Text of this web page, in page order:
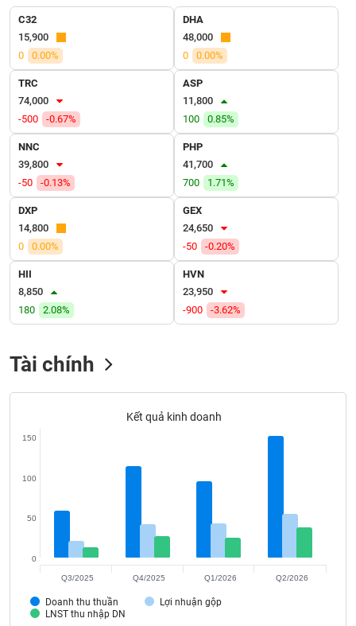
C32
15,900
0
0.00%
DHA
48,000
0
0.00%
TRC
74,000
-500
-0.67%
ASP
11,800
100
0.85%
NNC
39,800
-50
-0.13%
PHP
41,700
700
1.71%
DXP
14,800
0
0.00%
GEX
24,650
-50
-0.20%
HII
8,850
180
2.08%
HVN
23,950
-900
-3.62%
Tài chính
Kết quả kinh doanh
Doanh thu thuần
Lợi nhuận gộp
LNST thu nhập DN
0
50
100
150
Q3/2025 Q4/2025 Q1/2026 Q2/2026
VỤ
TRUYỀN
THÔNG
TIỆN
ÍCH
BẤT
ĐỘNG
SẢN
Mã
chứng
khoán
(-)
Tất cả Cổ phiếu
tức
của
tác